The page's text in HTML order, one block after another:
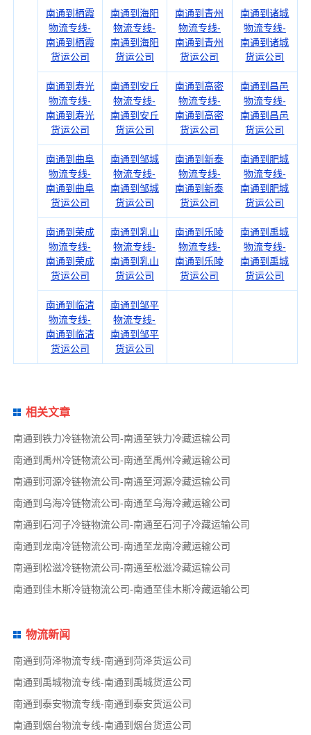
南通到栖霞
物流专线-
南通到栖霞
货运公司
南通到海阳
物流专线-
南通到海阳
货运公司
南通到青州
物流专线-
南通到青州
货运公司
南通到诸城
物流专线-
南通到诸城
货运公司
南通到寿光
物流专线-
南通到寿光
货运公司
南通到安丘
物流专线-
南通到安丘
货运公司
南通到高密
物流专线-
南通到高密
货运公司
南通到昌邑
物流专线-
南通到昌邑
货运公司
南通到曲阜
物流专线-
南通到曲阜
货运公司
南通到邹城
物流专线-
南通到邹城
货运公司
南通到新泰
物流专线-
南通到新泰
货运公司
南通到肥城
物流专线-
南通到肥城
货运公司
南通到荣成
物流专线-
南通到荣成
货运公司
南通到乳山
物流专线-
南通到乳山
货运公司
南通到乐陵
物流专线-
南通到乐陵
货运公司
南通到禹城
物流专线-
南通到禹城
货运公司
南通到临清
物流专线-
南通到临清
货运公司
南通到邹平
物流专线-
南通到邹平
货运公司
相关文章
南通到铁力冷链物流公司-南通至铁力冷藏运输公司
南通到禹州冷链物流公司-南通至禹州冷藏运输公司
南通到河源冷链物流公司-南通至河源冷藏运输公司
南通到乌海冷链物流公司-南通至乌海冷藏运输公司
南通到石河子冷链物流公司-南通至石河子冷藏运输公司
南通到龙南冷链物流公司-南通至龙南冷藏运输公司
南通到松滋冷链物流公司-南通至松滋冷藏运输公司
南通到佳木斯冷链物流公司-南通至佳木斯冷藏运输公司
物流新闻
南通到菏泽物流专线-南通到菏泽货运公司
南通到禹城物流专线-南通到禹城货运公司
南通到泰安物流专线-南通到泰安货运公司
南通到烟台物流专线-南通到烟台货运公司